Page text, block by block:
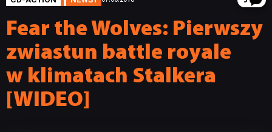
Fear the Wolves: Pierwszy
zwiastun battle royale
w klimatach Stalkera
[WIDEO]